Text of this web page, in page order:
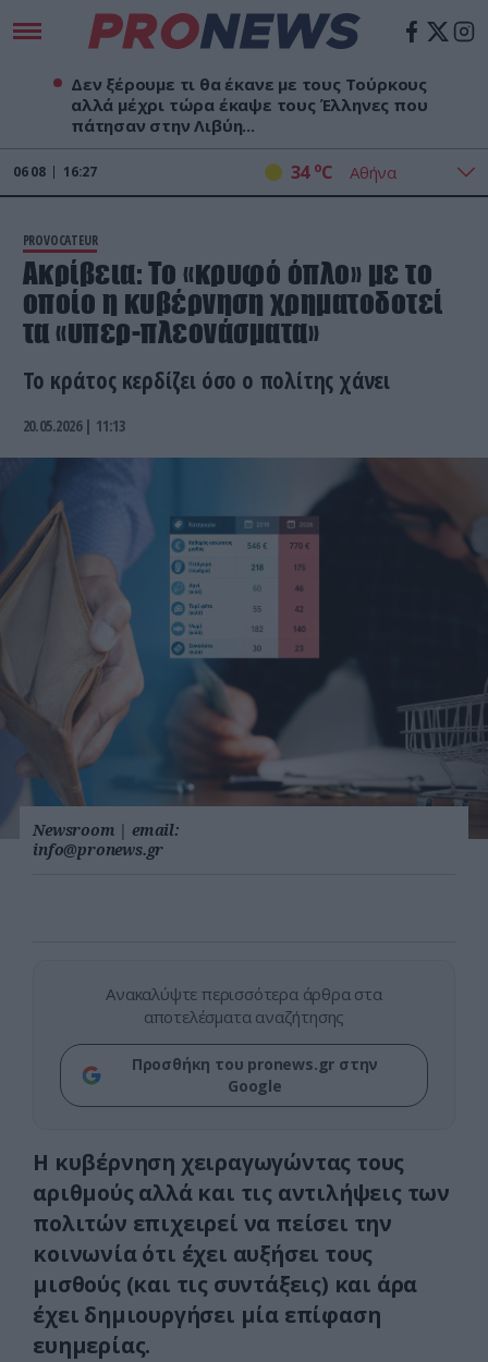
Δεν ξέρουμε τι θα έκανε με τους Τούρκους
αλλά μέχρι τώρα έκαψε τους Έλληνες που
πάτησαν στην Λιβύη...
06 08 16:27 34 oC
PROVOCATEUR
Ακρίβεια: Το «κρυφό όπλο» με το
οποίο η κυβέρνηση χρηματοδοτεί
τα «υπερ-πλεονάσματα»
Το κράτος κερδίζει όσο ο πολίτης χάνει
20.05.2026 | 11:13
Newsroom | email:
info@pronews.gr
Ανακαλύψτε περισσότερα άρθρα στα
αποτελέσματα αναζήτησης
Προσθήκη του pronews.gr στην
Google
Η κυβέρνηση χειραγωγώντας τους
αριθμούς αλλά και τις αντιλήψεις των
πολιτών επιχειρεί να πείσει την
κοινωνία ότι έχει αυξήσει τους
μισθούς (και τις συντάξεις) και άρα
έχει δημιουργήσει μία επίφαση
ευημερίας.